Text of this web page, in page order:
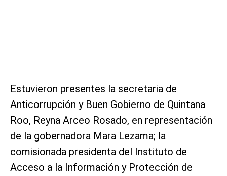
Estuvieron presentes la secretaria de
Anticorrupción y Buen Gobierno de Quintana
Roo, Reyna Arceo Rosado, en representación
de la gobernadora Mara Lezama; la
comisionada presidenta del Instituto de
Acceso a la Información y Protección de